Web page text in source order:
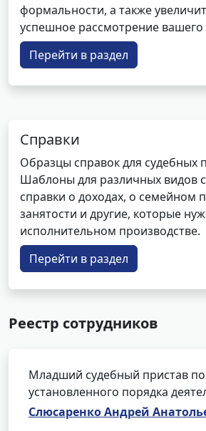
формальности, а также
успешное рассмотрение вашего
Перейти в раздел
Справки
Образцы справок для судебных
Шаблоны для различных видов
справки о доходах, о семейном
занятости и другие, которые
исполнительном производстве.
Перейти в раздел
Реестр сотрудников
Младший судебный пристав
установленного порядка
Слюсаренко Андрей